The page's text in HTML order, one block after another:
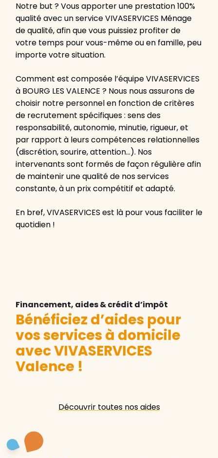
Notre but ? Vous apporter une prestation 100%
qualité avec un service VIVASERVICES Ménage
de qualité, afin que vous puissiez profiter de
votre temps pour vous-même ou en famille, peu
importe votre situation.
Comment est composée l’équipe VIVASERVICES
à BOURG LES VALENCE ? Nous nous assurons de
choisir notre personnel en fonction de critères
de recrutement spécifiques : sens des
responsabilité, autonomie, minutie, rigueur, et
par rapport à leurs compétences relationnelles
(discrétion, sourire, attention…). Nos
intervenants sont formés de façon régulière afin
de maintenir une qualité de nos services
constante, à un prix compétitif et adapté.
En bref, VIVASERVICES est là pour vous faciliter le
quotidien !
Financement, aides & crédit d’impôt
Bénéficiez d’aides pour
vos services à domicile
avec VIVASERVICES
Valence !
Découvrir toutes nos aides